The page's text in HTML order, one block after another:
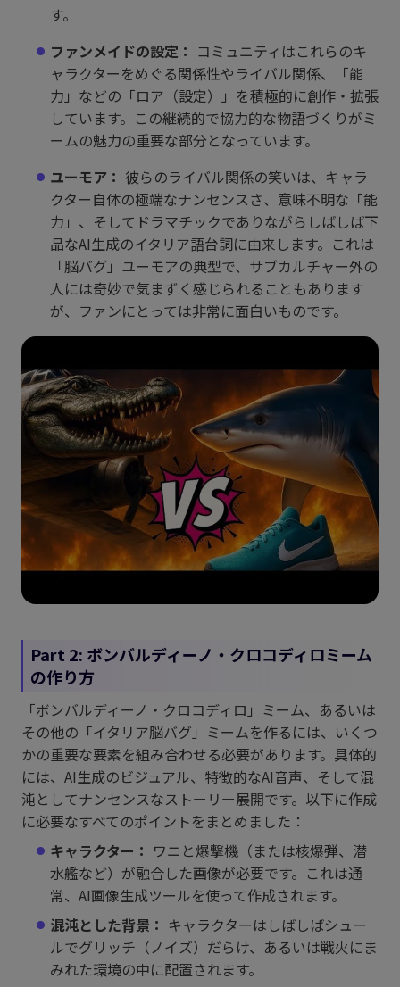
す。
ファンメイドの設定： コミュニティはこれらのキ
ャラクターをめぐる関係性やライバル関係、「能
力」などの「ロア（設定）」を積極的に創作・拡張
しています。この継続的で協力的な物語づくりがミ
ームの魅力の重要な部分となっています。
ユーモア： 彼らのライバル関係の笑いは、キャラ
クター自体の極端なナンセンスさ、意味不明な「能
力」、そしてドラマチックでありながらしばしば下
品なAI生成のイタリア語台詞に由来します。これは
「脳バグ」ユーモアの典型で、サブカルチャー外の
人には奇妙で気まずく感じられることもあります
が、ファンにとっては非常に面白いものです。
Part 2: ボンバルディーノ・クロコディロミーム
の作り方
「ボンバルディーノ・クロコディロ」ミーム、あるいは
その他の「イタリア脳バグ」ミームを作るには、いくつ
かの重要な要素を組み合わせる必要があります。具体的
には、AI生成のビジュアル、特徴的なAI音声、そして混
沌としてナンセンスなストーリー展開です。以下に作成
に必要なすべてのポイントをまとめました：
キャラクター： ワニと爆撃機（または核爆弾、潜
水艦など）が融合した画像が必要です。これは通
常、AI画像生成ツールを使って作成されます。
混沌とした背景： キャラクターはしばしばシュー
ルでグリッチ（ノイズ）だらけ、あるいは戦火にま
みれた環境の中に配置されます。